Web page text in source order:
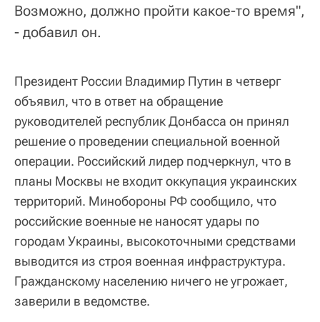
Возможно, должно пройти какое-то время",
- добавил он.
Президент России Владимир Путин в четверг
объявил, что в ответ на обращение
руководителей республик Донбасса он принял
решение о проведении специальной военной
операции. Российский лидер подчеркнул, что в
планы Москвы не входит оккупация украинских
территорий. Минобороны РФ сообщило, что
российские военные не наносят удары по
городам Украины, высокоточными средствами
выводится из строя военная инфраструктура.
Гражданскому населению ничего не угрожает,
заверили в ведомстве.